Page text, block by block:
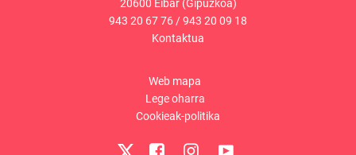
20600 Eibar (Gipuzkoa)
943 20 67 76 /943 20 09 18
Kontaktua
Web mapa
Lege oharra
Cookieak-politika